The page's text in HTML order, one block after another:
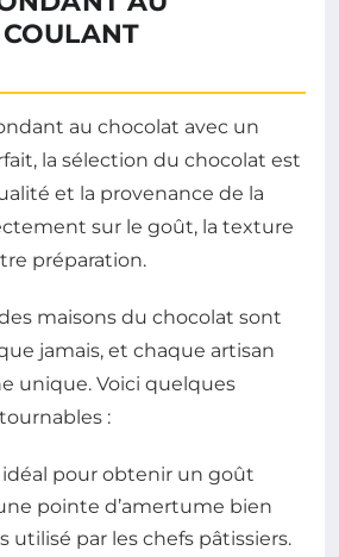
au chocolat avec un
la sélection du chocolat est
et la provenance de la
sur le goût, la texture
préparation.
maisons du chocolat sont
jamais, et chaque artisan
unique. Voici quelques
:
idéal pour obtenir un goût
pointe d’amertume bien
utilisé par les chefs pâtissiers.